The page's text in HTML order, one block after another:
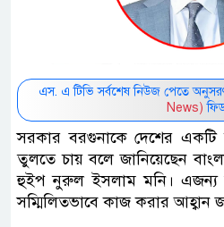
এস. এ টিভি সর্বশেষ নিউজ পেতে
News)
সরকার বরগুনাকে দেশের একটি
তুলতে চায় বলে জানিয়েছেন
হুইপ নুরুল ইসলাম মনি। এজন্য
সম্মিলিতভাবে কাজ করার আহ্বান